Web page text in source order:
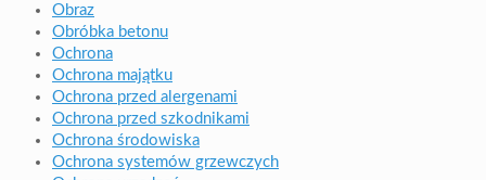
Obraz
Obróbka betonu
Ochrona
Ochrona majątku
Ochrona przed alergenami
Ochrona przed szkodnikami
Ochrona środowiska
Ochrona systemów grzewczych